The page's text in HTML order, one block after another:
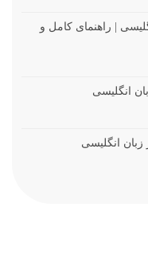
| راهنمای کامل و
انگلیسی
زبان انگلیسی